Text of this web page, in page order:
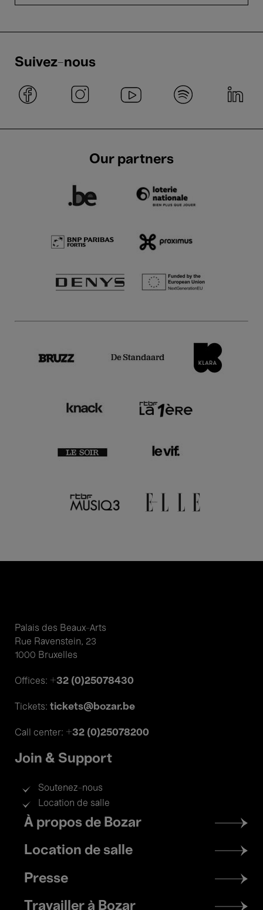
Suivez-nous
Our partners
Palais des Beaux-Arts
Rue Ravenstein, 23
1000 Bruxelles
Offices: +32 (0)25078430
Tickets: tickets@bozar.be
Call center: +32 (0)25078200
Join & Support
Soutenez-nous
Location de salle
Footer
menu
À propos de Bozar
Location de salle
Presse
Travailler à Bozar